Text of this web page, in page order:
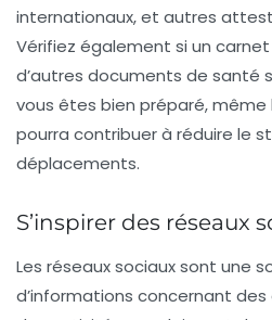
internationaux, et autres
Vérifiez également si un
d’autres documents de santé
vous êtes bien préparé,
pourra contribuer à réduire le
déplacements.
S’inspirer des réseaux
Les réseaux sociauxsont une
d’informations concernant